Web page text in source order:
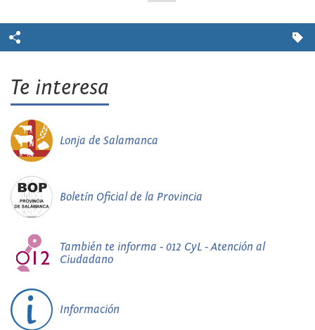
Te interesa
Lonja de Salamanca
Boletín Oficial de la Provincia
También te informa - 012 CyL - Atención al
Ciudadano
Información